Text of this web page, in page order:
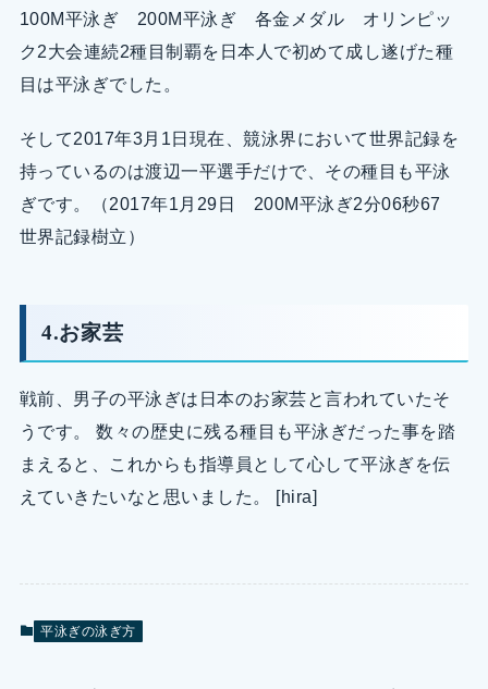
100M平泳ぎ 200M平泳ぎ 各金メダル オリンピッ
ク2大会連続2種目制覇を日本人で初めて成し遂げた種
目は平泳ぎでした。
そして2017年3月1日現在、競泳界において世界記録を
持っているのは渡辺一平選手だけで、その種目も平泳
ぎです。（2017年1月29日 200M平泳ぎ2分06秒67
世界記録樹立）
4.お家芸
戦前、男子の平泳ぎは日本のお家芸と言われていたそ
うです。 数々の歴史に残る種目も平泳ぎだった事を踏
まえると、これからも指導員として心して平泳ぎを伝
えていきたいなと思いました。 [hira]
平泳ぎの泳ぎ方